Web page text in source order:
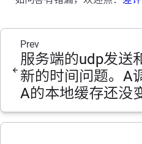
Prev
服务端的udp发送
新的时间问题。A
A的本地缓存还没